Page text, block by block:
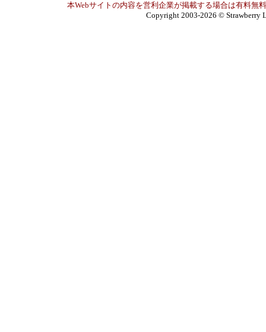
本Webサイトの内容を営利企業が掲載する場合は有料無
Copyright 2003-2026 © Strawberry